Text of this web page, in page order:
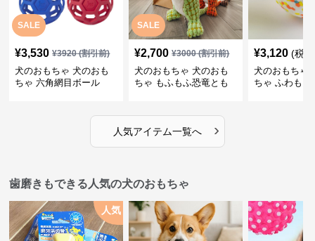
SALE
¥3,530 ¥3920(割引前)
犬のおもちゃ 犬のおも
ちゃ 六角網目ボール
SALE
¥2,700 ¥3000(割引前)
犬のおもちゃ 犬のおも
ちゃ もふもふ恐竜とも
¥3,120 (税
犬のおもちゃ
ちゃ ふわもこ
人気アイテム一覧へ ›
歯磨きもできる人気の犬のおもちゃ
人気